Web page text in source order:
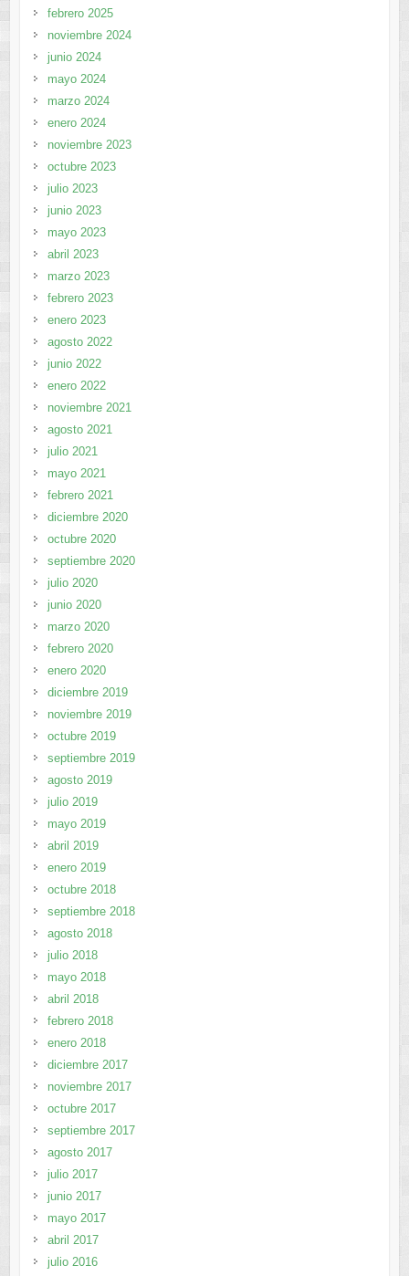
febrero 2025
noviembre 2024
junio 2024
mayo 2024
marzo 2024
enero 2024
noviembre 2023
octubre 2023
julio 2023
junio 2023
mayo 2023
abril 2023
marzo 2023
febrero 2023
enero 2023
agosto 2022
junio 2022
enero 2022
noviembre 2021
agosto 2021
julio 2021
mayo 2021
febrero 2021
diciembre 2020
octubre 2020
septiembre 2020
julio 2020
junio 2020
marzo 2020
febrero 2020
enero 2020
diciembre 2019
noviembre 2019
octubre 2019
septiembre 2019
agosto 2019
julio 2019
mayo 2019
abril 2019
enero 2019
octubre 2018
septiembre 2018
agosto 2018
julio 2018
mayo 2018
abril 2018
febrero 2018
enero 2018
diciembre 2017
noviembre 2017
octubre 2017
septiembre 2017
agosto 2017
julio 2017
junio 2017
mayo 2017
abril 2017
julio 2016